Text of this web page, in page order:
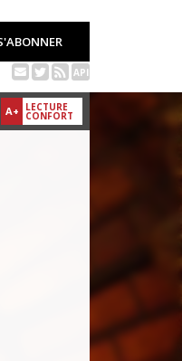
API
A+ LECTURE
CONFORT